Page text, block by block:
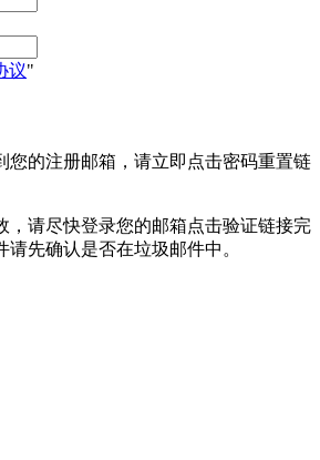
议"
您的注册邮箱，请立即点击密码重置链
，请尽快登录您的邮箱点击验证链接完
请先确认是否在垃圾邮件中。